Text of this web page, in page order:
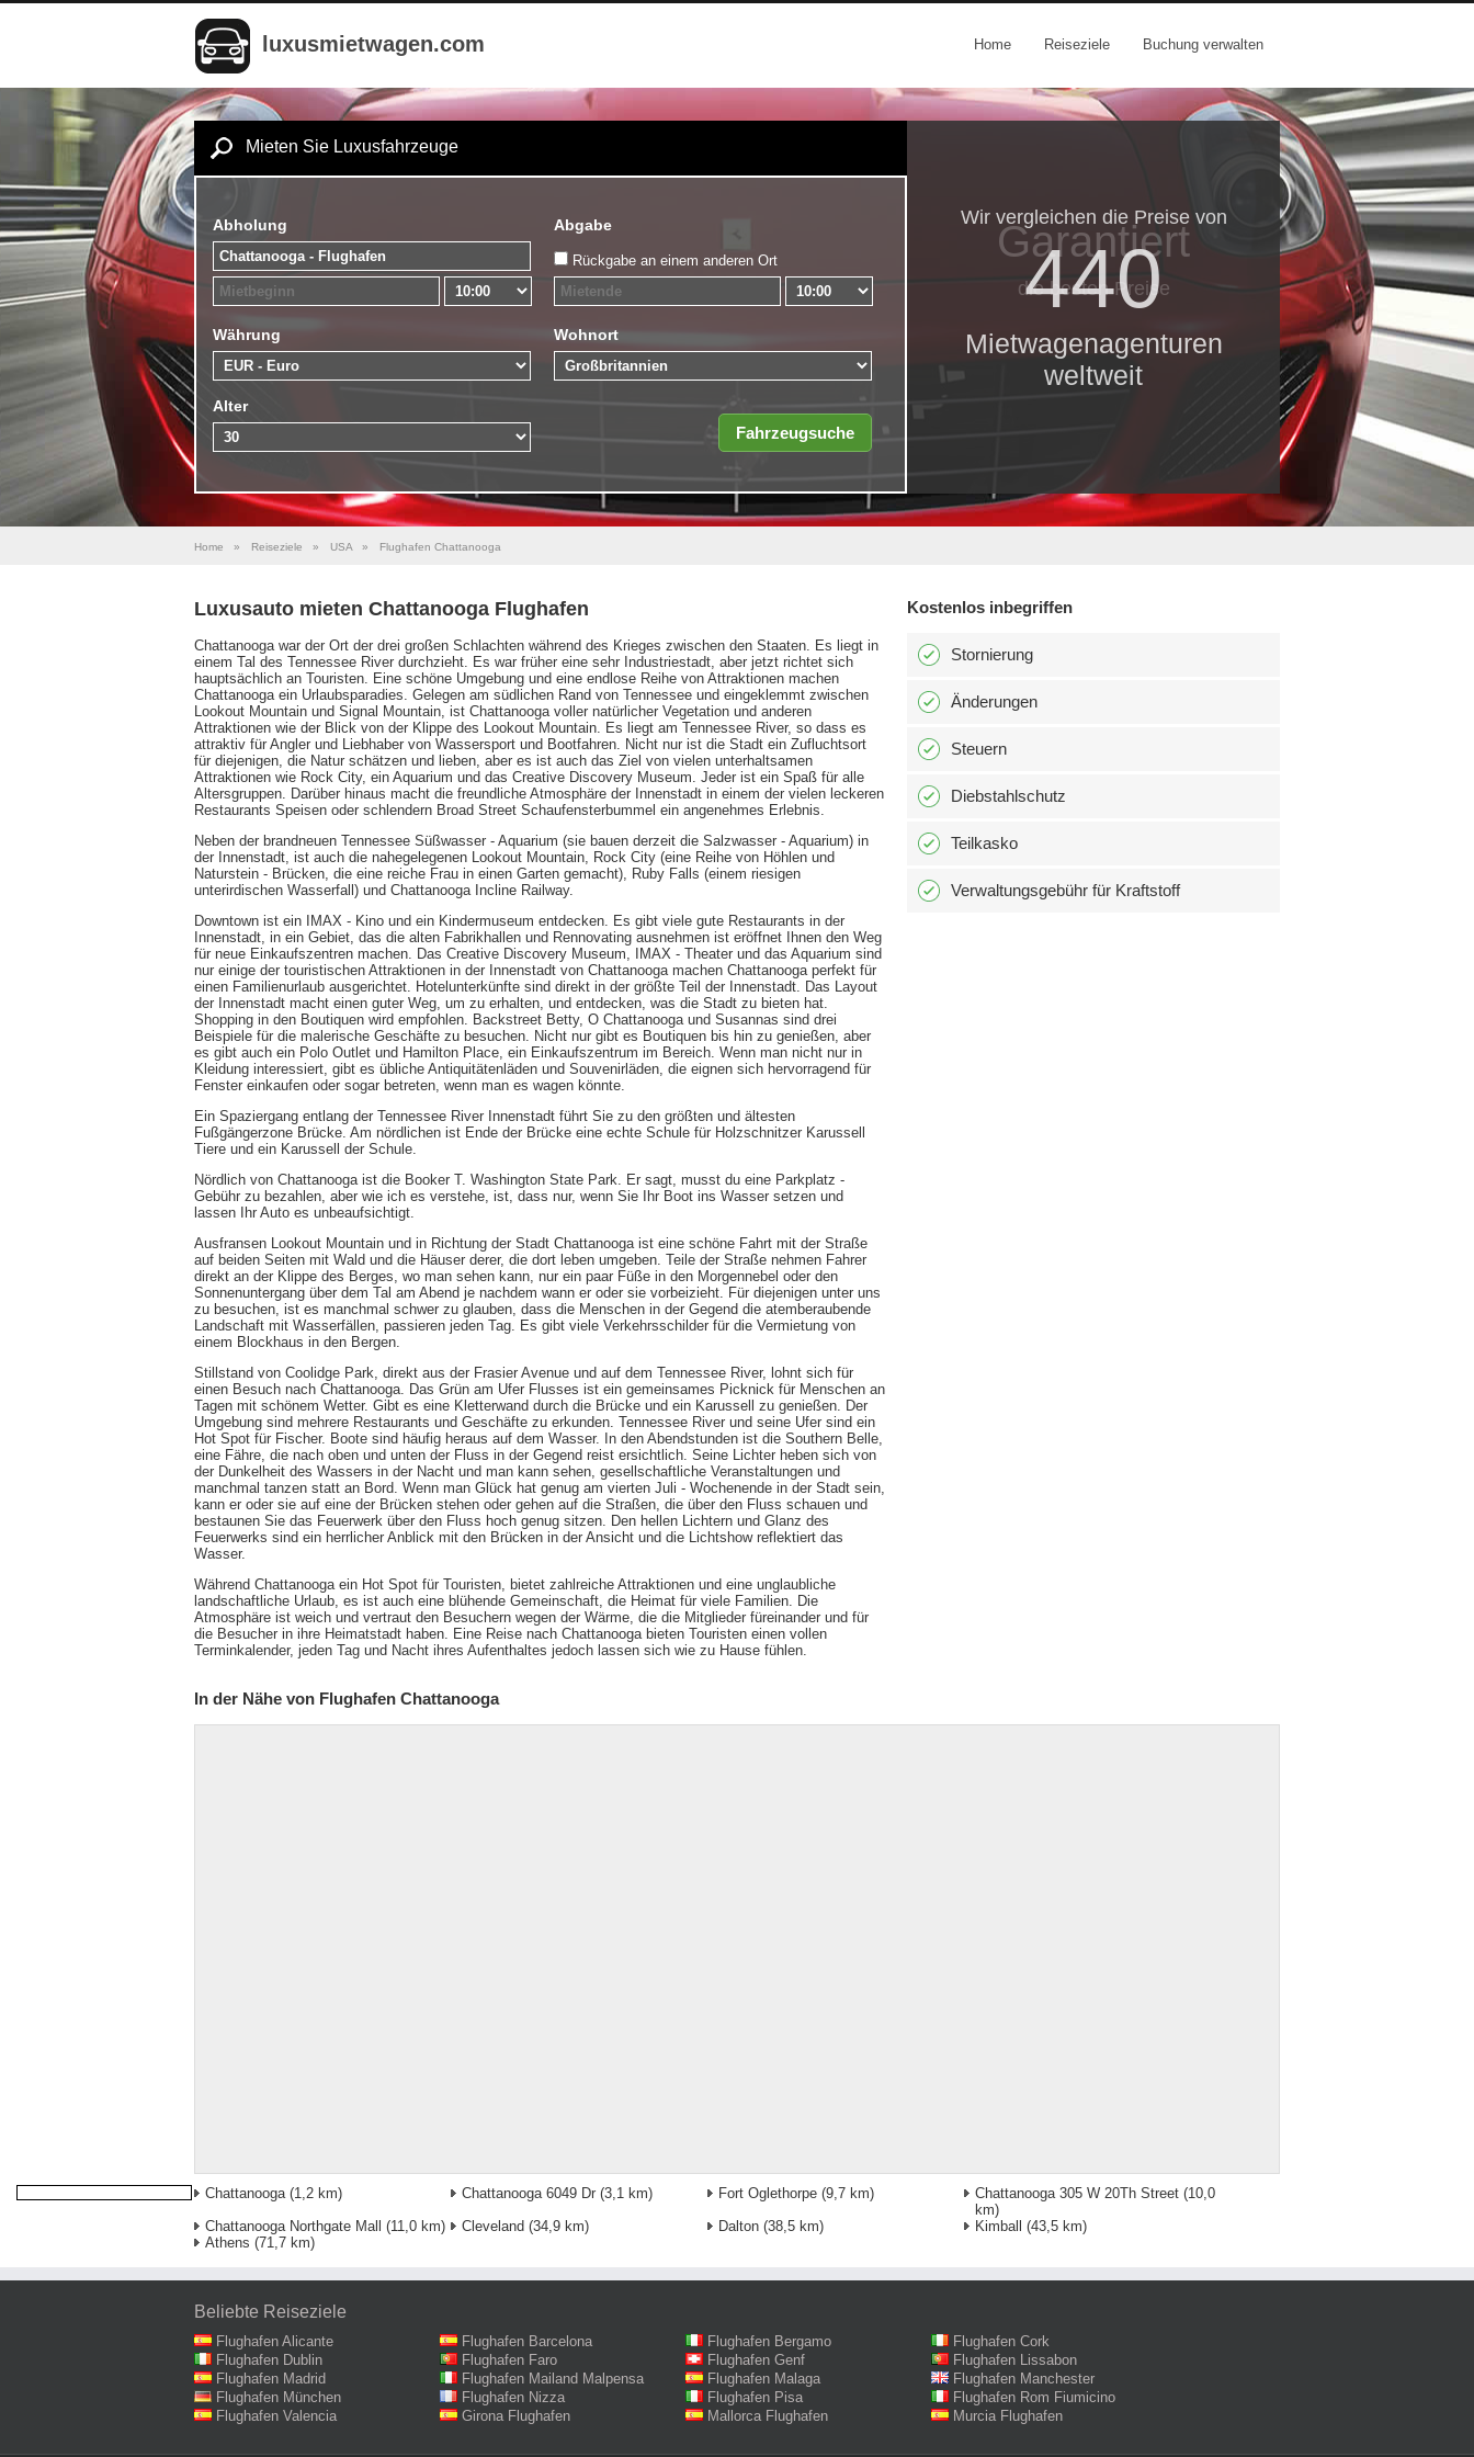
luxusmietwagen.com Home Reiseziele Buchung verwalten
Mieten Sie Luxusfahrzeuge
Abholung Abgabe
Rückgabe an einem anderen Ort
Währung Wohnort
Alter
Wir vergleichen die Preise von
440
Mietwagenagenturen
weltweit
Garantiert
die besten Preise
Home » Reiseziele » USA » Flughafen Chattanooga
Luxusauto mieten Chattanooga Flughafen
Chattanooga war der Ort der drei großen Schlachten während des Krieges zwischen den Staaten. Es liegt in
einem Tal des Tennessee River durchzieht. Es war früher eine sehr Industriestadt, aber jetzt richtet sich
hauptsächlich an Touristen. Eine schöne Umgebung und eine endlose Reihe von Attraktionen machen
Chattanooga ein Urlaubsparadies. Gelegen am südlichen Rand von Tennessee und eingeklemmt zwischen
Lookout Mountain und Signal Mountain, ist Chattanooga voller natürlicher Vegetation und anderen
Attraktionen wie der Blick von der Klippe des Lookout Mountain. Es liegt am Tennessee River, so dass es
attraktiv für Angler und Liebhaber von Wassersport und Bootfahren. Nicht nur ist die Stadt ein Zufluchtsort
für diejenigen, die Natur schätzen und lieben, aber es ist auch das Ziel von vielen unterhaltsamen
Attraktionen wie Rock City, ein Aquarium und das Creative Discovery Museum. Jeder ist ein Spaß für alle
Altersgruppen. Darüber hinaus macht die freundliche Atmosphäre der Innenstadt in einem der vielen leckeren
Restaurants Speisen oder schlendern Broad Street Schaufensterbummel ein angenehmes Erlebnis.
Neben der brandneuen Tennessee Süßwasser - Aquarium (sie bauen derzeit die Salzwasser - Aquarium) in
der Innenstadt, ist auch die nahegelegenen Lookout Mountain, Rock City (eine Reihe von Höhlen und
Naturstein - Brücken, die eine reiche Frau in einen Garten gemacht), Ruby Falls (einem riesigen
unterirdischen Wasserfall) und Chattanooga Incline Railway.
Downtown ist ein IMAX - Kino und ein Kindermuseum entdecken. Es gibt viele gute Restaurants in der
Innenstadt, in ein Gebiet, das die alten Fabrikhallen und Rennovating ausnehmen ist eröffnet Ihnen den Weg
für neue Einkaufszentren machen. Das Creative Discovery Museum, IMAX - Theater und das Aquarium sind
nur einige der touristischen Attraktionen in der Innenstadt von Chattanooga machen Chattanooga perfekt für
einen Familienurlaub ausgerichtet. Hotelunterkünfte sind direkt in der größte Teil der Innenstadt. Das Layout
der Innenstadt macht einen guter Weg, um zu erhalten, und entdecken, was die Stadt zu bieten hat.
Shopping in den Boutiquen wird empfohlen. Backstreet Betty, O Chattanooga und Susannas sind drei
Beispiele für die malerische Geschäfte zu besuchen. Nicht nur gibt es Boutiquen bis hin zu genießen, aber
es gibt auch ein Polo Outlet und Hamilton Place, ein Einkaufszentrum im Bereich. Wenn man nicht nur in
Kleidung interessiert, gibt es übliche Antiquitätenläden und Souvenirläden, die eignen sich hervorragend für
Fenster einkaufen oder sogar betreten, wenn man es wagen könnte.
Ein Spaziergang entlang der Tennessee River Innenstadt führt Sie zu den größten und ältesten
Fußgängerzone Brücke. Am nördlichen ist Ende der Brücke eine echte Schule für Holzschnitzer Karussell
Tiere und ein Karussell der Schule.
Nördlich von Chattanooga ist die Booker T. Washington State Park. Er sagt, musst du eine Parkplatz -
Gebühr zu bezahlen, aber wie ich es verstehe, ist, dass nur, wenn Sie Ihr Boot ins Wasser setzen und
lassen Ihr Auto es unbeaufsichtigt.
Ausfransen Lookout Mountain und in Richtung der Stadt Chattanooga ist eine schöne Fahrt mit der Straße
auf beiden Seiten mit Wald und die Häuser derer, die dort leben umgeben. Teile der Straße nehmen Fahrer
direkt an der Klippe des Berges, wo man sehen kann, nur ein paar Füße in den Morgennebel oder den
Sonnenuntergang über dem Tal am Abend je nachdem wann er oder sie vorbeizieht. Für diejenigen unter uns
zu besuchen, ist es manchmal schwer zu glauben, dass die Menschen in der Gegend die atemberaubende
Landschaft mit Wasserfällen, passieren jeden Tag. Es gibt viele Verkehrsschilder für die Vermietung von
einem Blockhaus in den Bergen.
Stillstand von Coolidge Park, direkt aus der Frasier Avenue und auf dem Tennessee River, lohnt sich für
einen Besuch nach Chattanooga. Das Grün am Ufer Flusses ist ein gemeinsames Picknick für Menschen an
Tagen mit schönem Wetter. Gibt es eine Kletterwand durch die Brücke und ein Karussell zu genießen. Der
Umgebung sind mehrere Restaurants und Geschäfte zu erkunden. Tennessee River und seine Ufer sind ein
Hot Spot für Fischer. Boote sind häufig heraus auf dem Wasser. In den Abendstunden ist die Southern Belle,
eine Fähre, die nach oben und unten der Fluss in der Gegend reist ersichtlich. Seine Lichter heben sich von
der Dunkelheit des Wassers in der Nacht und man kann sehen, gesellschaftliche Veranstaltungen und
manchmal tanzen statt an Bord. Wenn man Glück hat genug am vierten Juli - Wochenende in der Stadt sein,
kann er oder sie auf eine der Brücken stehen oder gehen auf die Straßen, die über den Fluss schauen und
bestaunen Sie das Feuerwerk über den Fluss hoch genug sitzen. Den hellen Lichtern und Glanz des
Feuerwerks sind ein herrlicher Anblick mit den Brücken in der Ansicht und die Lichtshow reflektiert das
Wasser.
Während Chattanooga ein Hot Spot für Touristen, bietet zahlreiche Attraktionen und eine unglaubliche
landschaftliche Urlaub, es ist auch eine blühende Gemeinschaft, die Heimat für viele Familien. Die
Atmosphäre ist weich und vertraut den Besuchern wegen der Wärme, die die Mitglieder füreinander und für
die Besucher in ihre Heimatstadt haben. Eine Reise nach Chattanooga bieten Touristen einen vollen
Terminkalender, jeden Tag und Nacht ihres Aufenthaltes jedoch lassen sich wie zu Hause fühlen.
Kostenlos inbegriffen
Stornierung
Änderungen
Steuern
Diebstahlschutz
Teilkasko
Verwaltungsgebühr für Kraftstoff
In der Nähe von Flughafen Chattanooga
Chattanooga(1,2 km) Chattanooga 6049 Dr (3,1 km) Fort Oglethorpe (9,7 km) Chattanooga 305 W 20Th Street (10,0
km)
Chattanooga Northgate Mall (11,0 km) Cleveland (34,9 km) Dalton (38,5 km) Kimball (43,5 km)
Athens (71,7 km)
Beliebte Reiseziele
Flughafen Alicante Flughafen Barcelona Flughafen Bergamo
Flughafen Cork
Flughafen Dublin
Flughafen Faro Flughafen Genf
Flughafen Lissabon
Flughafen Madrid
Flughafen Mailand Malpensa Flughafen Malaga
Flughafen Manchester
Flughafen München
Flughafen Nizza Flughafen Pisa
Flughafen Rom Fiumicino
Flughafen Valencia
Girona Flughafen Mallorca Flughafen Murcia Flughafen